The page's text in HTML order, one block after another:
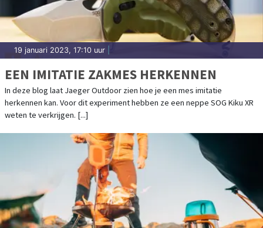
19 januari 2023, 17:10 uur
EEN IMITATIE ZAKMES HERKENNEN
In deze blog laat Jaeger Outdoor zien hoe je een mes imitatie
herkennen kan. Voor dit experiment hebben ze een neppe SOG Kiku XR
weten te verkrijgen. [...]